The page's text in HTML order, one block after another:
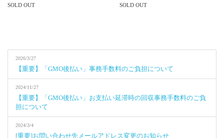
SOLD OUT SOLD OUT
2026/3/27
【重要】「GMO後払い」事務手数料のご負担について
2024/11/27
【重要】「GMO後払い」お支払い延滞時の回収事務手数料のご負
担について
2024/3/4
[重要]お問い合わせ先メールアドレス変更のお知らせ